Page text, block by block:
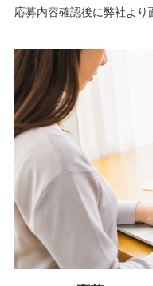
応募内容確認後に弊社より